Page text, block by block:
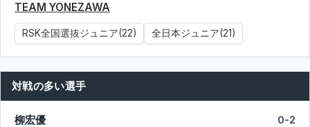
TEAM YONEZAWA
RSK全国選抜ジュニア(22) 全日本ジュニア(21)
対戦の多い選手
柳宏優 0-2